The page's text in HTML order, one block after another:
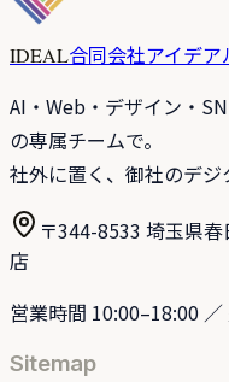
IDEAL合同会社アイデア
AI・Web・デザイン・
の専属チームで。
社外に置く、御社のデジ
〒344-8533 埼玉県
店
営業時間 10:00–18:00
Sitemap